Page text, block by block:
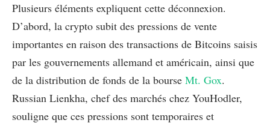
Plusieurs éléments expliquent cette déconnexion.
D’abord, la crypto subit des pressions de vente
importantes en raison des transactions de Bitcoins saisis
par les gouvernements allemand et américain, ainsi que
de la distribution de fonds de la bourse Mt. Gox.
Russian Lienkha, chef des marchés chez YouHodler,
souligne que ces pressions sont temporaires et